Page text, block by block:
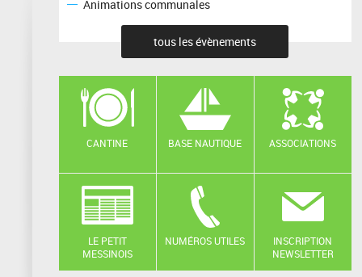
Animations communales
tous les évènements
CANTINE BASE NAUTIQUE ASSOCIATIONS
LE PETIT
MESSINOIS
NUMÉROS UTILES
INSCRIPTION
NEWSLETTER